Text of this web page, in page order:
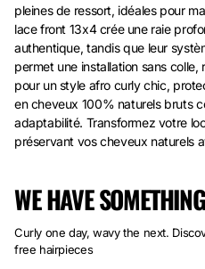
pleines de ressort, idéales pour
lace front 13x4 crée une raie
authentique, tandis que leur
permet une installation sans
pour un style afro curly chic,
en cheveux 100% naturels bruts
adaptabilité. Transformez votre
préservant vos cheveux naturels
WE HAVE
Curly one day, wavy the next.
free hairpieces